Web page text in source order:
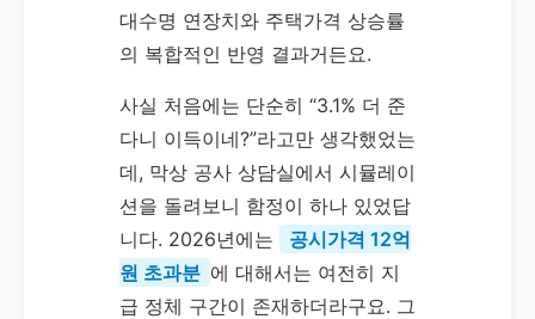
대수명 연장치와 주택가격 상승률
의 복합적인 반영 결과거든요.
사실 처음에는 단순히 “3.1% 더 준
다니 이득이네?”라고만 생각했었는
데, 막상 공사 상담실에서 시뮬레이
션을 돌려보니 함정이 하나 있었답
니다. 2026년에는
공시가격 12억
원 초과분 에 대해서는 여전히 지
급 정체 구간이 존재하더라구요. 그